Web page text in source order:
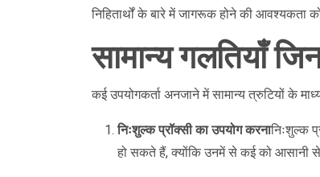
निहितार्थों के बारे में जागरूक होने की आवश्यकता
सामान्य गलतियाँ
कई उपयोगकर्ता अनजाने में सामान्य त्रुटियों के
निःशुल्क प्रॉक्सी का उपयोग करनानिःशुल्क
हो सकते हैं, क्योंकि उनमें से कई को आसानी से